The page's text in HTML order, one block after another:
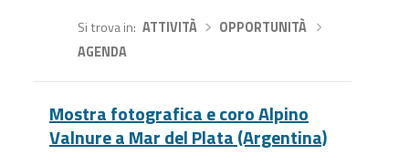
Si trova in ATTIVITÀ› OPPORTUNITÀ
AGENDA
Mostra fotografica e coro Alpino
Valnure a Mar del Plata (Argentina)